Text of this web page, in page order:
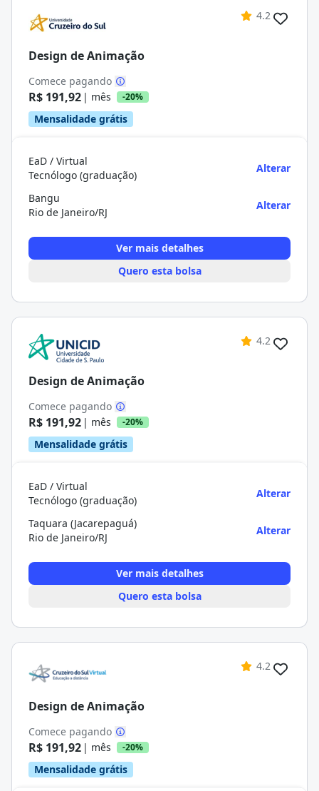
4.2
Design de Animação
Comece pagando
R$ 191,92 | mês -20%
Mensalidade grátis
EaD / Virtual
Tecnólogo (graduação)
Alterar
Bangu
Rio de Janeiro/RJ
Alterar
Ver mais detalhes
Quero esta bolsa
4.2
Design de Animação
Comece pagando
R$ 191,92 | mês -20%
Mensalidade grátis
EaD / Virtual
Tecnólogo (graduação)
Alterar
Taquara (Jacarepaguá)
Rio de Janeiro/RJ
Alterar
Ver mais detalhes
Quero esta bolsa
4.2
Design de Animação
Comece pagando
R$ 191,92 | mês -20%
Mensalidade grátis